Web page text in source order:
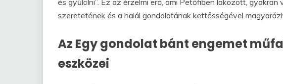
szeretetének és a halál gondolatának kettősségével
Az Egy gondolat bánt engemet
eszközei